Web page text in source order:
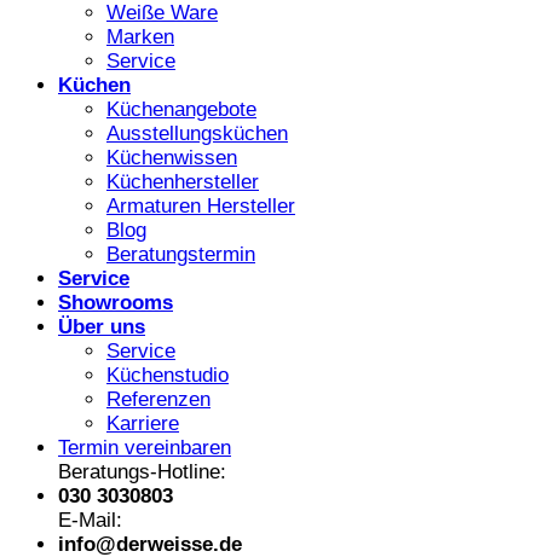
Weiße Ware
Marken
Service
Küchen
Küchenangebote
Ausstellungsküchen
Küchenwissen
Küchenhersteller
Armaturen Hersteller
Blog
Beratungstermin
Service
Showrooms
Über uns
Service
Küchenstudio
Referenzen
Karriere
Termin vereinbaren
Beratungs-Hotline:
030 3030803
E-Mail:
info@derweisse.de